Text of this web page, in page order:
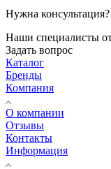
Нужна консультация?
Наши специалисты
Задать вопрос
Каталог
Бренды
Компания
О компании
Отзывы
Контакты
Информация